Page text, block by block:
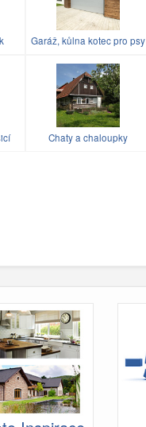
Garáž, kůlna kotec pro psy
Chaty a chaloupky